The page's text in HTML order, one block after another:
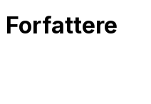
Forfattere